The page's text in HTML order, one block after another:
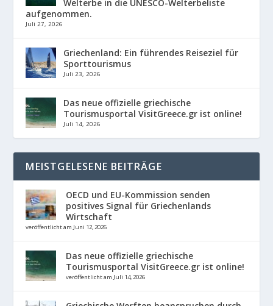
Welterbe in die UNESCO-Welterbeliste
aufgenommen.
Juli 27, 2026
Griechenland: Ein führendes Reiseziel für
Sporttourismus
Juli 23, 2026
Das neue offizielle griechische
Tourismusportal VisitGreece.gr ist online!
Juli 14, 2026
MEISTGELESENE BEITRÄGE
OECD und EU-Kommission senden
positives Signal für Griechenlands
Wirtschaft
veröffentlicht am Juni 12, 2026
Das neue offizielle griechische
Tourismusportal VisitGreece.gr ist online!
veröffentlicht am Juli 14, 2026